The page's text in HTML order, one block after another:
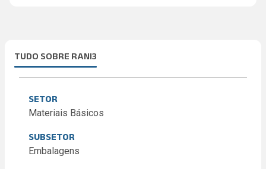
TUDO SOBRE RANI3
SETOR
Materiais Básicos
SUBSETOR
Embalagens